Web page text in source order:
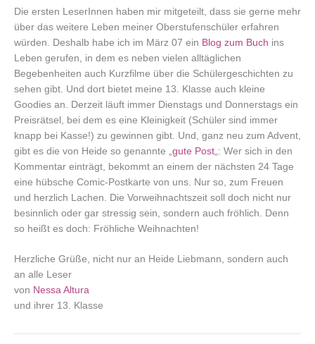
Die ersten LeserInnen haben mir mitgeteilt, dass sie gerne mehr
über das weitere Leben meiner Oberstufenschüler erfahren
würden. Deshalb habe ich im März 07 ein Blog zum Buch ins
Leben gerufen, in dem es neben vielen alltäglichen
Begebenheiten auch Kurzfilme über die Schülergeschichten zu
sehen gibt. Und dort bietet meine 13. Klasse auch kleine
Goodies an. Derzeit läuft immer Dienstags und Donnerstags ein
Preisrätsel, bei dem es eine Kleinigkeit (Schüler sind immer
knapp bei Kasse!) zu gewinnen gibt. Und, ganz neu zum Advent,
gibt es die von Heide so genannte „ gute Post „: Wer sich in den
Kommentar einträgt, bekommt an einem der nächsten 24 Tage
eine hübsche Comic-Postkarte von uns. Nur so, zum Freuen
und herzlich Lachen. Die Vorweihnachtszeit soll doch nicht nur
besinnlich oder gar stressig sein, sondern auch fröhlich. Denn
so heißt es doch: Fröhliche Weihnachten!
Herzliche Grüße, nicht nur an Heide Liebmann, sondern auch
an alle Leser
von Nessa Altura
und ihrer 13. Klasse